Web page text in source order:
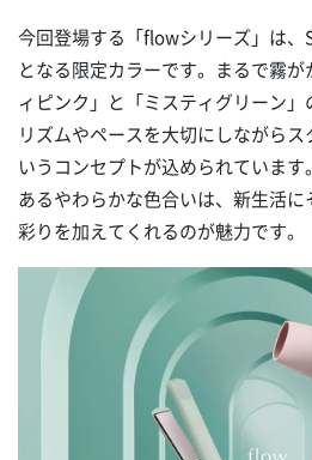
今回登場する「flowシリーズ」は、
となる限定カラーです。まるで霧
ィピンク」と「ミスティグリーン
リズムやペースを大切にしながら
いうコンセプトが込められていま
あるやわらかな色合いは、新生活
彩りを加えてくれるのが魅力です。